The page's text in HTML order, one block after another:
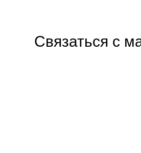
Связаться с